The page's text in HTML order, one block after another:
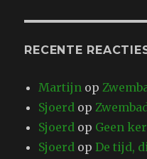
RECENTE
Martijn op
Sjoerd op
Sjoerd op Geen
Sjoerd opDe tijd,